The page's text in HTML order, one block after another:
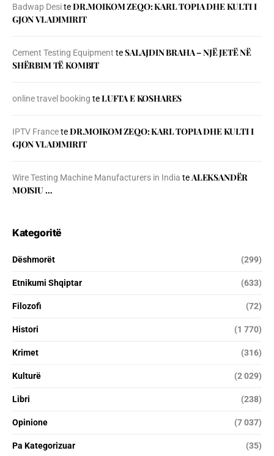
Badwap DesiteDR.MOIKOM ZEQO: KARL TOPIA DHE KULTI I
GJON VLADIMIRIT
Cement Testing Equipment teSALAJDIN BRAHA – NJЁ JETЁ NЁ
SHЁRBIM TЁ KOMBIT
online travel booking teLUFTA E KOSHARES
IPTV FranceteDR.MOIKOM ZEQO: KARL TOPIA DHE KULTI I
GJON VLADIMIRIT
Wire Testing Machine Manufacturers in India teALEKSANDËR
MOISIU …
Kategoritë
Dëshmorët (299)
Etnikumi Shqiptar (633)
Filozofi (72)
Histori (1 770)
Krimet (316)
Kulturë (2 029)
Libri (238)
Opinione (7 037)
Pa Kategorizuar (35)